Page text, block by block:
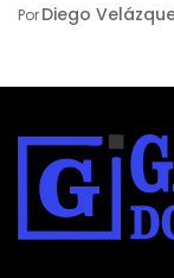
PorDiego